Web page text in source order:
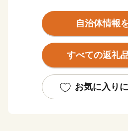
じめとした美しい自然と快適な
「青葉まつり」や「仙台七夕」
の都を彩り、東北屈指の温泉地
自治体情報
すべての返礼
お気に入り